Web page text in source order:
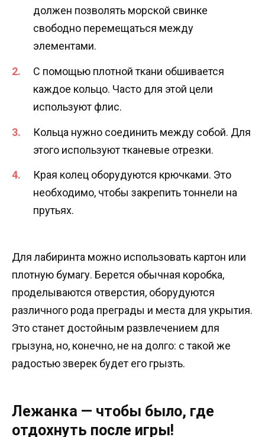
должен позволять морской свинке
свободно перемещаться между
элементами.
С помощью плотной ткани обшивается
каждое кольцо. Часто для этой цели
используют флис.
Кольца нужно соединить между собой. Для
этого используют тканевые отрезки.
Края колец оборудуются крючками. Это
необходимо, чтобы закрепить тоннели на
прутьях.
Для лабиринта можно использовать картон или
плотную бумагу. Берется обычная коробка,
проделываются отверстия, оборудуются
различного рода преграды и места для укрытия.
Это станет достойным развлечением для
грызуна, но, конечно, не на долго: с такой же
радостью зверек будет его грызть.
Лежанка — чтобы было, где
отдохнуть после игры!